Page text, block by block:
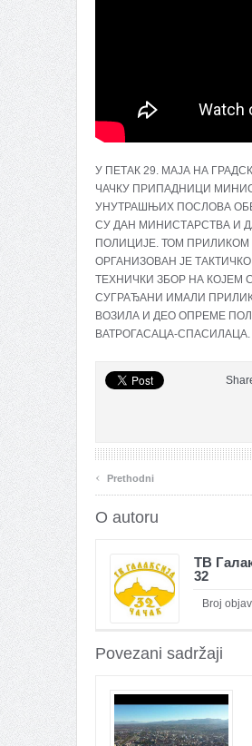
У ПЕТАК 29. МАЈА НА
ЧАЧКУ ПРИПАДНИЦИ
УНУТРАШЊИХ ПОСЛОВА
СУ ДАН МИНИСТАРСТВА И
ПОЛИЦИЈЕ. ТОМ ПРИЛИКОМ
ОРГАНИЗОВАН ЈЕ ТАКТИЧКО
ТЕХНИЧКИ ЗБОР НА КОЈЕМ
СУГРАЂАНИ ИМАЛИ
ВОЗИЛА И ДЕО ОПРЕМЕ
ВАТРОГАСАЦА-СПАСИЛАЦА.
‹ Prethodni
O autoru
ТВ
32
Broj
Povezani sadržaji